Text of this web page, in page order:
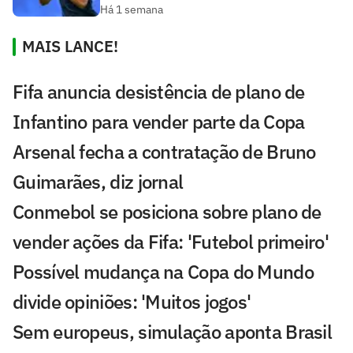
Há 1 semana
MAIS LANCE!
Fifa anuncia desistência de plano de
Infantino para vender parte da Copa
Arsenal fecha a contratação de Bruno
Guimarães, diz jornal
Conmebol se posiciona sobre plano de
vender ações da Fifa: 'Futebol primeiro'
Possível mudança na Copa do Mundo
divide opiniões: 'Muitos jogos'
Sem europeus, simulação aponta Brasil